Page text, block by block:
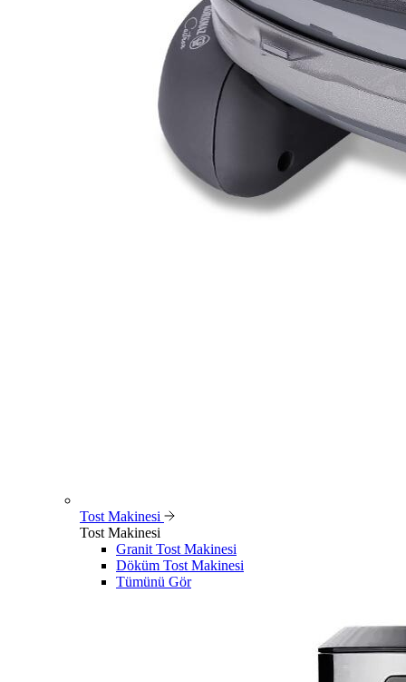
Tost Makinesi
Tost Makinesi
Granit Tost Makinesi
Döküm Tost Makinesi
Tümünü Gör